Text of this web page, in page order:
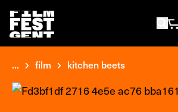
... film kitchen beets